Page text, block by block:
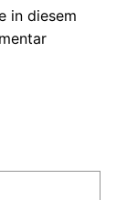
in diesem